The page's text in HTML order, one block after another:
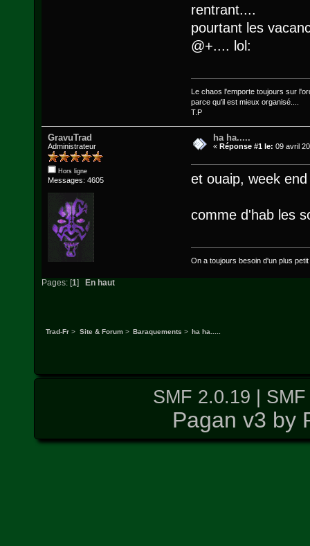
rentrant....
pourtant les
@+.... lol:
Le chaos l'emporte toujours sur
parce qu'il est mieux organisé....
T.P
GravuTrad
Administrateur
Hors ligne
Messages: 4605
ha ha.....
«Réponse #1 le: 09 avril
et ouaip, week
comme d'hab les
On a toujours besoin d'un plus
Pages: [1] En haut
Trad-Fr > Site & Forum> Baraquements > ha ha.....
SMF 2.0.19
Pagan v3 by